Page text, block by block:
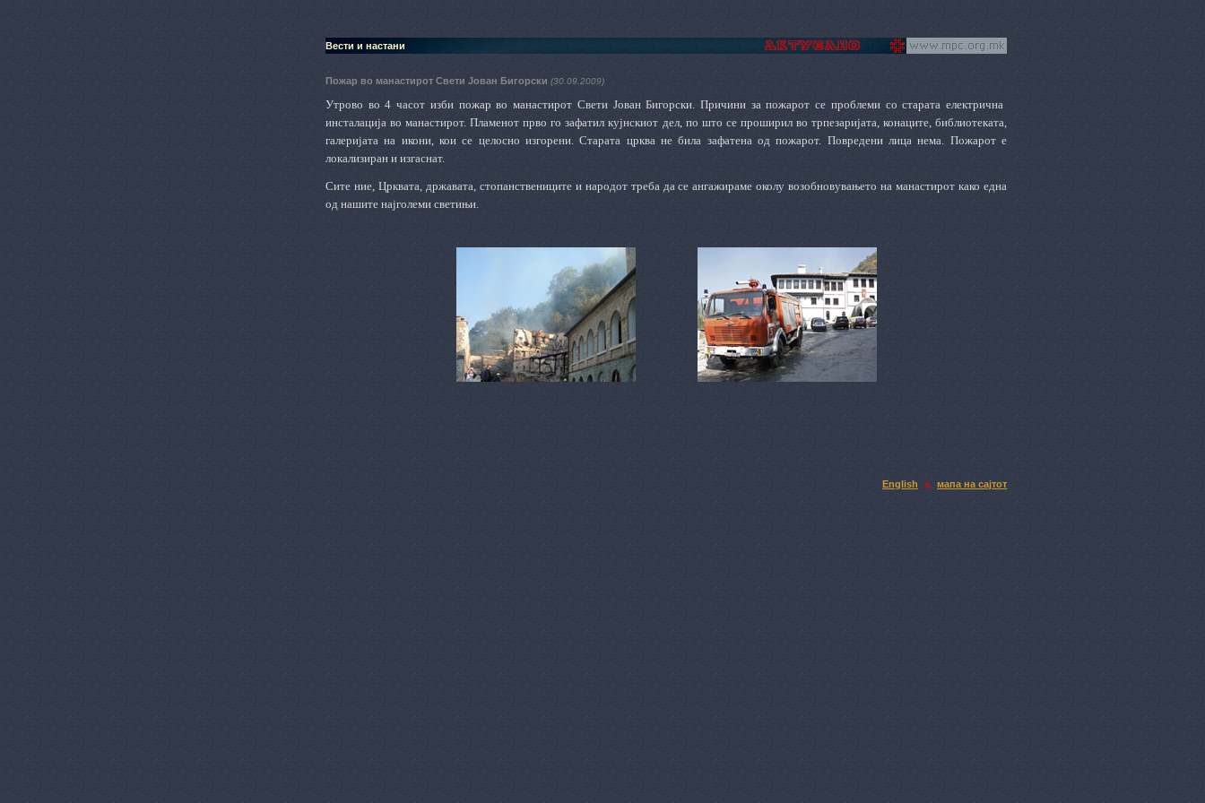
Вести и настани
Пожар во манастирот Свети Јован Бигорски (30.09.2009)
Утрово во 4 часот изби пожар во манастирот Свети Јован Бигорски. Причини за пожарот се проблеми со старата електрична
инсталација во манастирот.Пламенот прво гo зафатил кујнскиот дел, по што се проширил во трпезаријата, конаците, библиотеката,
галериjата на икони, кои се целосно изгорени. Старата црква не била зафатена од пожарот. Повредени лица нема. Пожарот е
локализиран и изгаснат.
Сите ние, Црквата, државата, стопанствениците и народот треба да се ангажираме околу возобновувањето на манастирот како една
од нашите најголеми светињи.
English мапа на сајтот